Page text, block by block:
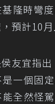
隆時彎
預計10月
友宜指
一個固
全然怪